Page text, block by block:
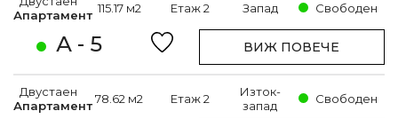
А - 5
Апартамент 115.17 м2 Етаж 2 Запад Свободен
ВИЖ ПОВЕЧЕ
Двустаен
Апартамент78.62 м2 Етаж 2
Изток-
запад
Свободен